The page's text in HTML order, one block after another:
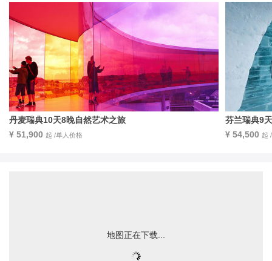
丹麦瑞典10天8晚自然艺术之旅
¥ 51,900 起 /单人价格
芬兰瑞典9
¥ 54,500 起
地图正在下载...